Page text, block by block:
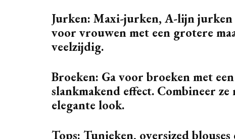
Jurken: Maxi-jurken, A-lijn
voor vrouwen met een grotere
veelzijdig.
Broeken: Ga voor broeken met
slankmakend effect. Combineer
elegante look.
Tops: Tunieken, oversized